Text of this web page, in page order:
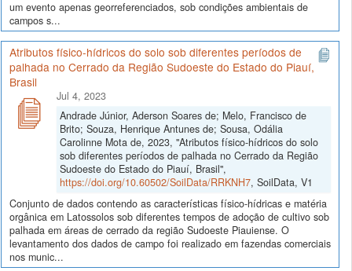
um evento apenas georreferenciados, sob condições ambientais de
campos s...
Atributos físico-hídricos do solo sob diferentes períodos de
palhada no Cerrado da Região Sudoeste do Estado do Piauí,
Brasil
Jul 4, 2023
Andrade Júnior, Aderson Soares de; Melo, Francisco de
Brito; Souza, Henrique Antunes de; Sousa, Odália
Carolinne Mota de, 2023, "Atributos físico-hídricos do solo
sob diferentes períodos de palhada no Cerrado da Região
Sudoeste do Estado do Piauí, Brasil",
https://doi.org/10.60502/SoilData/RRKNH7, SoilData, V1
Conjunto de dados contendo as características físico-hídricas e matéria
orgânica em Latossolos sob diferentes tempos de adoção de cultivo sob
palhada em áreas de cerrado da região Sudoeste Piauiense. O
levantamento dos dados de campo foi realizado em fazendas comerciais
nos munic...